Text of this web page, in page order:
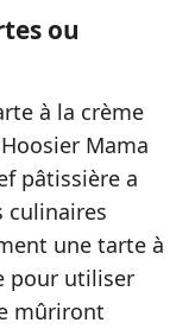
ou
à la crème
Mama
pâtissière a
culinaires
une tarte à
pour utiliser
mûriront